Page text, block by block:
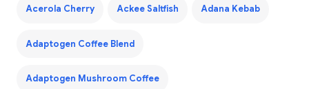
Acerola Cherry Ackee Saltfish Adana Kebab
Adaptogen Coffee Blend
Adaptogen Mushroom Coffee